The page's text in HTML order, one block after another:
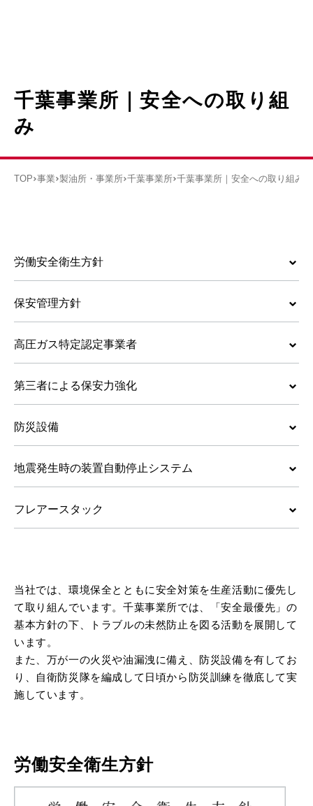
千葉事業所｜安全への取り組
み
TOP 事業 製油所・事業所 千葉事業所 千葉事業所｜安全への取り組み
労働安全衛生方針
保安管理方針
高圧ガス特定認定事業者
第三者による保安力強化
防災設備
地震発生時の装置自動停止システム
フレアースタック
当社では、環境保全とともに安全対策を生産活動に優先し
て取り組んでいます。千葉事業所では、「安全最優先」の
基本方針の下、トラブルの未然防止を図る活動を展開して
います。
また、万が一の火災や油漏洩に備え、防災設備を有してお
り、自衛防災隊を編成して日頃から防災訓練を徹底して実
施しています。
労働安全衛生方針